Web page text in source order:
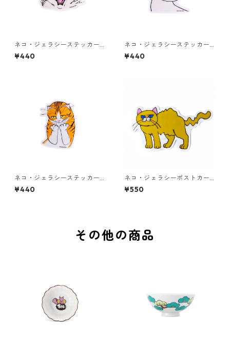
ネコ・ジェラシーステッカー
タビー
¥440
ネコ・ジェラシーステッカー
しろねこ
¥440
ネコ・ジェラシーステッカー
ちゃとら
¥440
ネコ・ジェラシーポストカー
ド ゴールド
¥550
その他の商品